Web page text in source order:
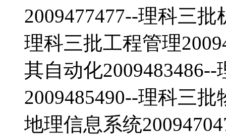
2009477477--理科三
理科三批工程管理
其自动化
2009485490--理科三
地理信息系统